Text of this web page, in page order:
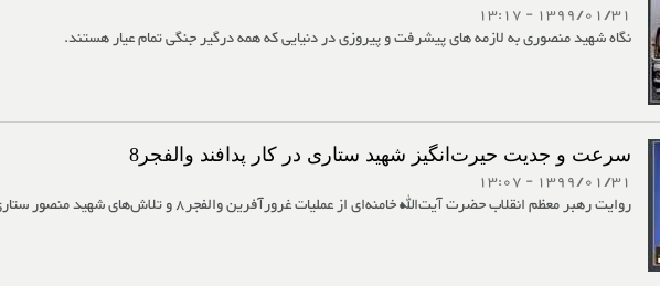
1399/01/31 - 13:17
نگاه شهید منصوری به لازمه های پیشرفت و پیروزی در دنیایی که همه درگیر جنگی تمام عیار هستند.
سرعت و جدیت حیرت‌انگیز شهید ستاری در کار پدافند والفجر8
1399/01/31 - 13:07
روایت رهبر معظم انقلاب حضرت آیت‌الله خامنه‌ای از عملیات غرورآفرین والفجر8 و تلاش‌های شهید منصور ستاری فرمانده نیروی هوایی.